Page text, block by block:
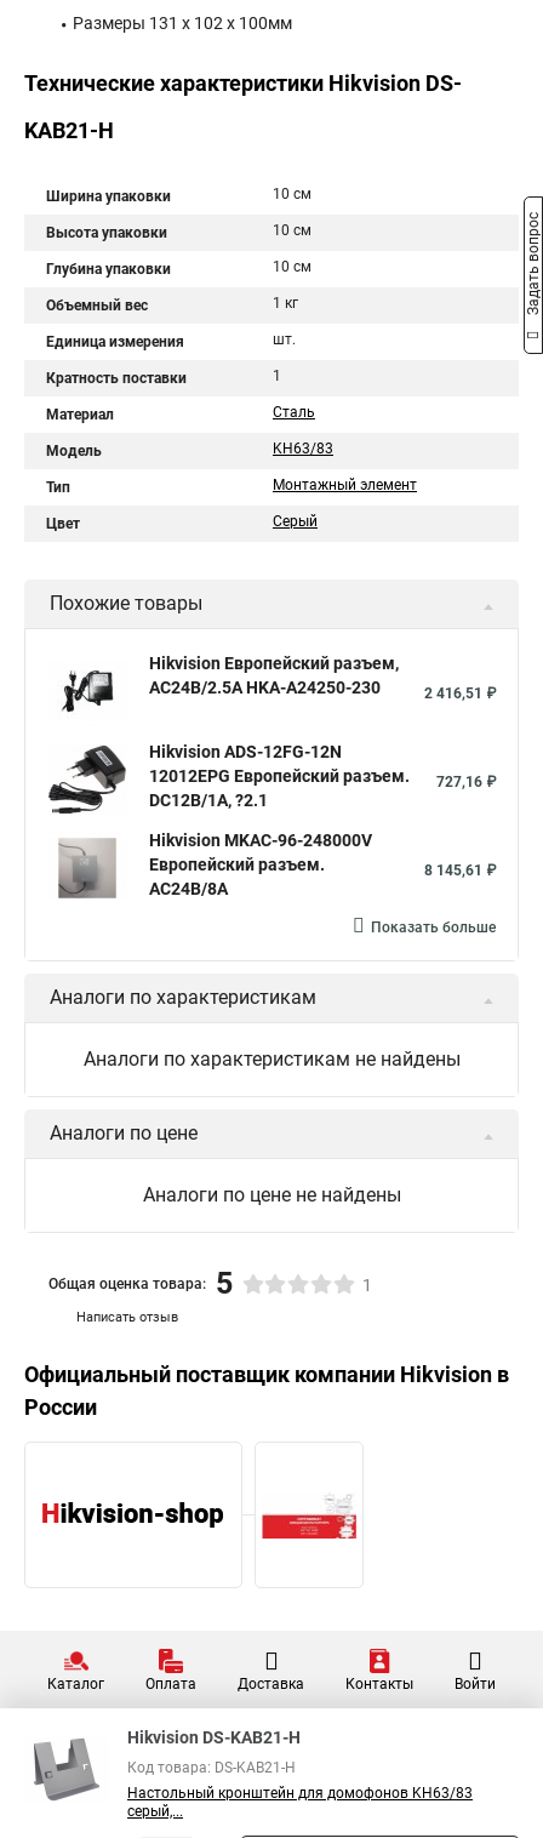
Размеры 131 х 102 х 100мм
Технические характеристики Hikvision DS-
KAB21-H
Ширина упаковки 10 см
Высота упаковки 10 см
Глубина упаковки 10 см
Объемный вес 1 кг
Единица измерения шт.
Кратность поставки 1
Материал Сталь
Модель KH63/83
Тип Монтажный элемент
Цвет Серый
Похожие товары
Hikvision Европейский разъем,
AC24В/2.5A HKA-A24250-230
2 416,51 ₽
Hikvision ADS-12FG-12N
12012EPG Европейский разъем.
DC12В/1A, ?2.1
727,16 ₽
Hikvision MKAC-96-248000V
Европейский разъем.
АC24В/8A
8 145,61 ₽
Показать больше
Аналоги по характеристикам
Аналоги по характеристикам не найдены
Аналоги по цене
Аналоги по цене не найдены
Написать отзыв
Общая оценка товара: 5 1
Официальный поставщик компании Hikvision в
России
Каталог Оплата Доставка Контакты Войти
Hikvision DS-KAB21-H
Код товара: DS-KAB21-H
Настольный кронштейн для домофонов KH63/83
серый,...
Задать вопрос